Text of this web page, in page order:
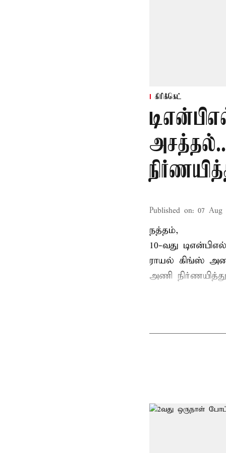
கிரிக்கெட்
Published on: 07 Aug
நத்தம்,
10-வது
ராயல் கிங்ஸ்
அணி